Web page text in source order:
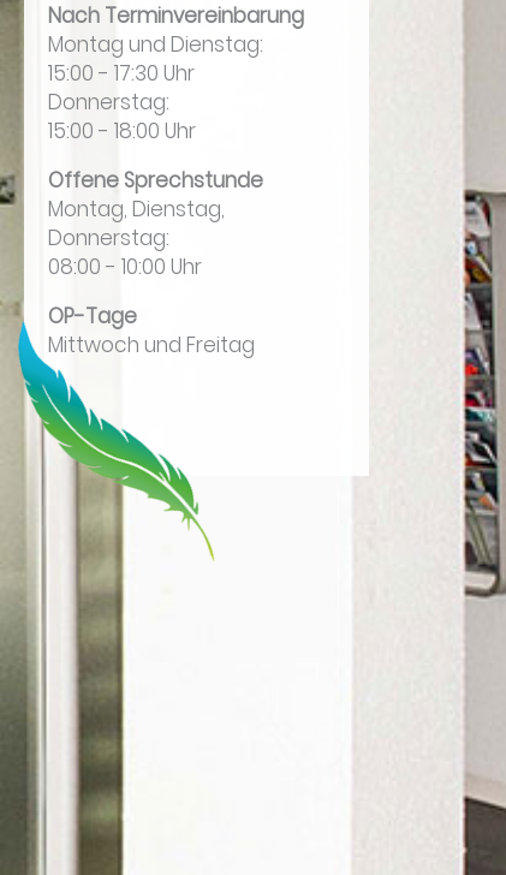
Nach Terminvereinbarung
Montag und Dienstag:
15:00 - 17:30 Uhr
Donnerstag:
15:00 - 18:00 Uhr
Offene Sprechstunde
Montag, Dienstag,
Donnerstag:
08:00 - 10:00 Uhr
OP-Tage
Mittwoch und Freitag